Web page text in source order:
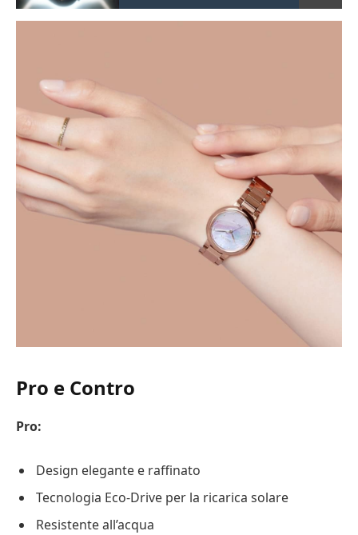
Pro e Contro
Pro:
Design elegante e raffinato
Tecnologia Eco-Drive per la ricarica solare
Resistente all’acqua